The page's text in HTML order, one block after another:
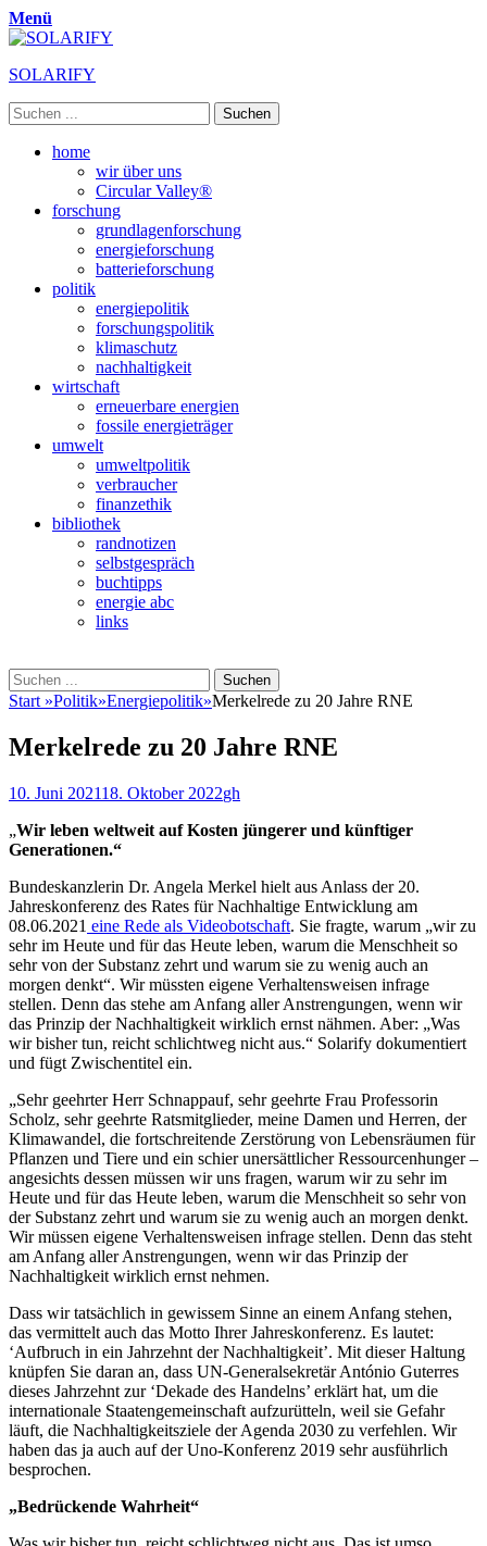
Menü
SOLARIFY
Suchen
nach:
Primäres
Zum
home
wir über uns
Circular Valley®
forschung
grundlagenforschung
energieforschung
batterieforschung
politik
energiepolitik
forschungspolitik
klimaschutz
nachhaltigkeit
wirtschaft
erneuerbare energien
fossile energieträger
umwelt
umweltpolitik
verbraucher
finanzethik
bibliothek
randnotizen
selbstgespräch
buchtipps
energie abc
links
Suchen
Suchen
nach:
Start »Politik»Energiepolitik»Merkelrede zu 20 Jahre RNE
Merkelrede zu 20 Jahre RNE
Veröffentlicht
10. Juni 202118. Oktober 2022Autor
gh
„Wir leben weltweit auf Kosten jüngerer und künftiger
Generationen.“
Bundeskanzlerin Dr. Angela Merkel hielt aus Anlass der 20.
Jahreskonferenz des Rates für Nachhaltige Entwicklung am
08.06.2021 eine Rede als Videobotschaft. Sie fragte, warum „wir zu
sehr im Heute und für das Heute leben, warum die Menschheit so
sehr von der Substanz zehrt und warum sie zu wenig auch an
morgen denkt“. Wir müssten eigene Verhaltensweisen infrage
stellen. Denn das stehe am Anfang aller Anstrengungen, wenn wir
das Prinzip der Nachhaltigkeit wirklich ernst nähmen. Aber: „Was
wir bisher tun, reicht schlichtweg nicht aus.“ Solarify dokumentiert
und fügt Zwischentitel ein.
„Sehr geehrter Herr Schnappauf, sehr geehrte Frau Professorin
Scholz, sehr geehrte Ratsmitglieder, meine Damen und Herren, der
Klimawandel, die fortschreitende Zerstörung von Lebensräumen für
Pflanzen und Tiere und ein schier unersättlicher Ressourcenhunger –
angesichts dessen müssen wir uns fragen, warum wir zu sehr im
Heute und für das Heute leben, warum die Menschheit so sehr von
der Substanz zehrt und warum sie zu wenig auch an morgen denkt.
Wir müssen eigene Verhaltensweisen infrage stellen. Denn das steht
am Anfang aller Anstrengungen, wenn wir das Prinzip der
Nachhaltigkeit wirklich ernst nehmen.
Dass wir tatsächlich in gewissem Sinne an einem Anfang stehen,
das vermittelt auch das Motto Ihrer Jahreskonferenz. Es lautet:
‘Aufbruch in ein Jahrzehnt der Nachhaltigkeit’. Mit dieser Haltung
knüpfen Sie daran an, dass UN-Generalsekretär António Guterres
dieses Jahrzehnt zur ‘Dekade des Handelns’ erklärt hat, um die
internationale Staatengemeinschaft aufzurütteln, weil sie Gefahr
läuft, die Nachhaltigkeitsziele der Agenda 2030 zu verfehlen. Wir
haben das ja auch auf der Uno-Konferenz 2019 sehr ausführlich
besprochen.
„Bedrückende Wahrheit“